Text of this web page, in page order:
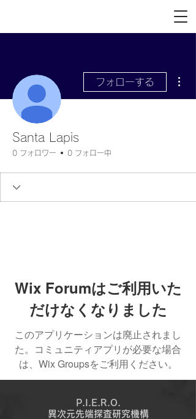
フォローする
Santa Lapis
0 フォロワー 0 フォロー中
Wix Forumはご利用いた
だけなくなりました
このアプリケーションは廃止されまし
た。コミュニティアプリが必要な場合
は、Wix Groupsをご利用ください。
P.I.E.R.O.
​異次元先端探査研究機構